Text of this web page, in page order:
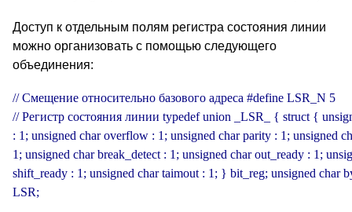
Доступ к отдельным полям регистра состояния линии
можно организовать с помощью следующего
объединения:
// Смещение относительно базового адреса #define LSR_N 5
// Регистр состояния линии typedef union _LSR_ { struct {
: 1; unsigned char overflow : 1; unsigned char parity : 1; unsigned
1; unsigned char break_detect : 1; unsigned char out_ready : 1;
shift_ready : 1; unsigned char taimout : 1; } bit_reg; unsigned char
LSR;